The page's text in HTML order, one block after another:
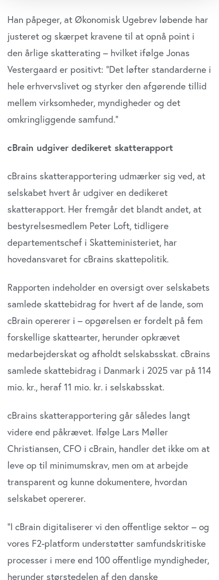
dens unikke karakteristika (fingerprinting)
Dine valg anvendes på hele websitet.
Vi bruger cookies til at tilpasse vores indhold og
at analysere vores trafik. Vi deler også oplysninger om
din brug af vores website med vores partnere inden for
sociale medier, annonceringspartnere og
analysepartnere. Vores partnere kan kombinere disse
data med andre oplysninger, du har givet dem, eller som
samtykker til vores cookies, hvis du fortsætter med at
Han påpeger, at Økonomisk Ugebrev løbende har
justeret og skærpet kravene til at opnå point i
den årlige skatterating – hvilket ifølge Jonas
Vestergaard er positivt: ”Det løfter standarderne i
hele erhvervslivet og styrker den afgørende tillid
mellem virksomheder, myndigheder og det
omkringliggende samfund.”
cBrain udgiver dedikeret skatterapport
cBrains skatterapportering udmærker sig ved, at
selskabet hvert år udgiver en dedikeret
skatterapport. Her fremgår det blandt andet, at
bestyrelsesmedlem Peter Loft, tidligere
departementschef i Skatteministeriet, har
hovedansvaret for cBrains skattepolitik.
Rapporten indeholder en oversigt over selskabets
samlede skattebidrag for hvert af de lande, som
cBrain opererer i – opgørelsen er fordelt på fem
forskellige skattearter, herunder opkrævet
medarbejderskat og afholdt selskabsskat. cBrains
samlede skattebidrag i Danmark i 2025 var på 114
mio. kr., heraf 11 mio. kr. i selskabsskat.
cBrains skatterapportering går således langt
videre end påkrævet. Ifølge Lars Møller
Christiansen, CFO i cBrain, handler det ikke om at
leve op til minimumskrav, men om at arbejde
transparent og kunne dokumentere, hvordan
selskabet opererer.
“I cBrain digitaliserer vi den offentlige sektor – og
vores F2-platform understøtter samfundskritiske
processer i mere end 100 offentlige myndigheder,
herunder størstedelen af den danske